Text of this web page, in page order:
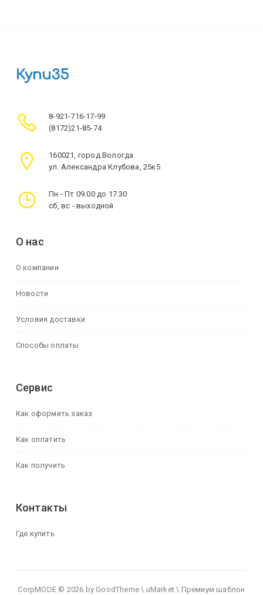
Купи35
8-921-716-17-99
(8172)21-85-74
160021, город Вологда
ул. Александра Клубова, 25к5
Пн - Пт 09.00 до 17.30
сб, вс - выходной
О нас
О компании
Новости
Условия доставки
Способы оплаты
Сервис
Как оформить заказ
Как оплатить
Как получить
Контакты
Где купить
CorpMODE © 2026 by GoodTheme \ uMarket \ Премиум шаблон